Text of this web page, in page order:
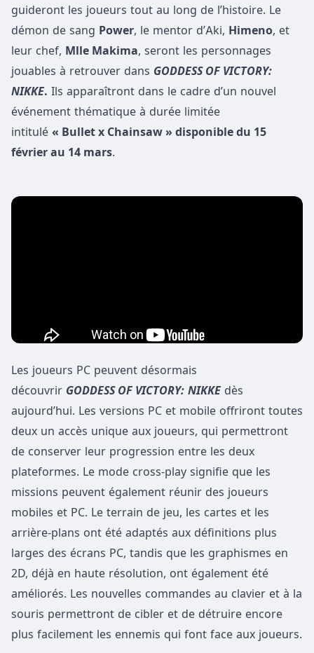
guideront les joueurs tout au long de l’histoire. Le
démon de sang Power, le mentor d’Aki, Himeno, et
leur chef, Mlle Makima, seront les personnages
jouables à retrouver dans GODDESS OF VICTORY:
NIKKE. Ils apparaîtront dans le cadre d’un nouvel
événement thématique à durée limitée
intitulé « Bullet x Chainsaw » disponible du 15
février au 14 mars.
Les joueurs PC peuvent désormais
découvrir GODDESS OF VICTORY: NIKKE dès
aujourd’hui. Les versions PC et mobile offriront toutes
deux un accès unique aux joueurs, qui permettront
de conserver leur progression entre les deux
plateformes. Le mode cross-play signifie que les
missions peuvent également réunir des joueurs
mobiles et PC. Le terrain de jeu, les cartes et les
arrière-plans ont été adaptés aux définitions plus
larges des écrans PC, tandis que les graphismes en
2D, déjà en haute résolution, ont également été
améliorés. Les nouvelles commandes au clavier et à la
souris permettront de cibler et de détruire encore
plus facilement les ennemis qui font face aux joueurs.